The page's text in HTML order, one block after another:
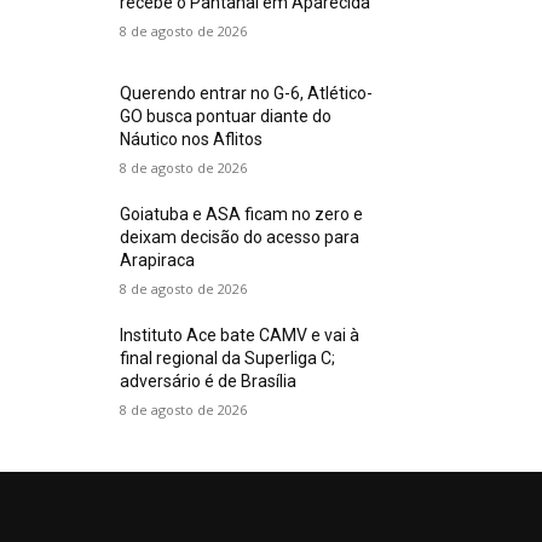
8 de agosto de 2026
Querendo entrar no G-6, Atlético-
GO busca pontuar diante do
Náutico nos Aflitos
8 de agosto de 2026
Goiatuba e ASA ficam no zero e
deixam decisão do acesso para
Arapiraca
8 de agosto de 2026
Instituto Ace bate CAMV e vai à
final regional da Superliga C;
adversário é de Brasília
8 de agosto de 2026